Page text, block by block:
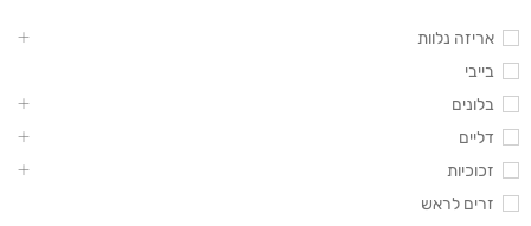
אריזה נלוות
בייבי
בלונים
דליים
זכוכיות
זרים לראש